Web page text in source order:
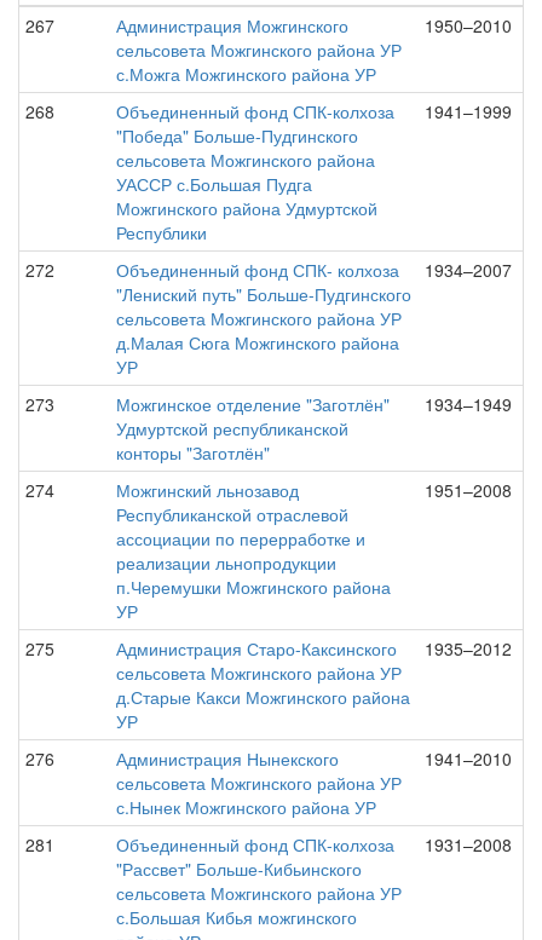
267
Администрация Можгинского
сельсовета Можгинского района УР
с.Можга Можгинского района УР
1950–2010
268
Объединенный фонд СПК-колхоза
"Победа" Больше-Пудгинского
сельсовета Можгинского района
УАССР с.Большая Пудга
Можгинского района Удмуртской
Республики
1941–1999
272
Объединенный фонд СПК- колхоза
"Лениский путь" Больше-Пудгинского
сельсовета Можгинского района УР
д.Малая Сюга Можгинского района
УР
1934–2007
273
Можгинское отделение "Заготлён"
Удмуртской республиканской
конторы "Заготлён"
1934–1949
274
Можгинский льнозавод
Республиканской отраслевой
ассоциации по перерработке и
реализации льнопродукции
п.Черемушки Можгинского района
УР
1951–2008
275
Администрация Старо-Каксинского
сельсовета Можгинского района УР
д.Старые Какси Можгинского района
УР
1935–2012
276
Администрация Нынекского
сельсовета Можгинского района УР
с.Нынек Можгинского района УР
1941–2010
281
Объединенный фонд СПК-колхоза
"Рассвет" Больше-Кибьинского
сельсовета Можгинского района УР
с.Большая Кибья можгинского
1931–2008